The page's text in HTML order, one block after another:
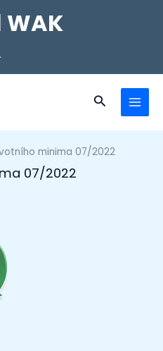
minima 07/2022
07/2022